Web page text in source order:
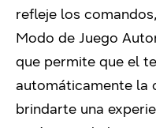
refleje los
Modo de Juego
que permite que el
automáticamente la
brindarte una